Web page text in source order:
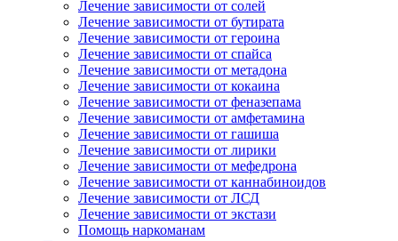
Лечение зависимости от солей
Лечение зависимости от бутирата
Лечение зависимости от героина
Лечение зависимости от спайса
Лечение зависимости от метадона
Лечение зависимости от кокаина
Лечение зависимости от феназепама
Лечение зависимости от амфетамина
Лечение зависимости от гашиша
Лечение зависимости от лирики
Лечение зависимости от мефедрона
Лечение зависимости от каннабиноидов
Лечение зависимости от ЛСД
Лечение зависимости от экстази
Помощь наркоманам